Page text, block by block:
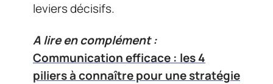
leviers décisifs.
A lire en complément :
Communication efficace : les 4
piliers à connaître pour une stratégie